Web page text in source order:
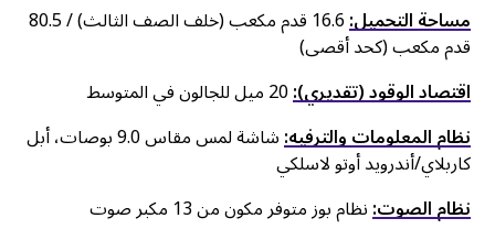
مساحة التحميل:
16.6 قدم مكعب (خلف الصف الثالث) / 80.5
قدم مكعب (كحد أقصى)
اقتصاد الوقود (تقديري):20 ميل للجالون في المتوسط
نظام المعلومات والترفيه:
شاشة لمس مقاس 9.0 بوصات، أبل
كاربلاي/أندرويد أوتو لاسلكي
نظام الصوت:نظام بوز متوفر مكون من 13 مكبر صوت